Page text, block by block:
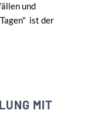
und
ist der
MIT